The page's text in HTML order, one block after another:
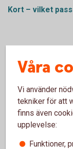
Kort – vilket
När du betalar
trygghet när du
i
Kompletterande
Våra
Vi använder
tekniker för att
finns även
upplevelse:
Funktioner,